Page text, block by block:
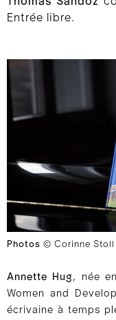
Entrée libre.
Photos © Corinne Stoll
Annette Hug, née
Women and
écrivaine à temps